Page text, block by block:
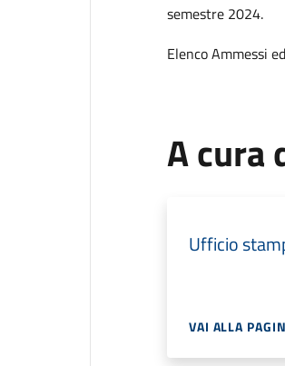
semestre 2024.
Elenco Ammessi
A cura
Ufficio
VAI ALLA